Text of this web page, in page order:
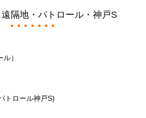
地・パトロール・神戸S
）
トロール神戸S)